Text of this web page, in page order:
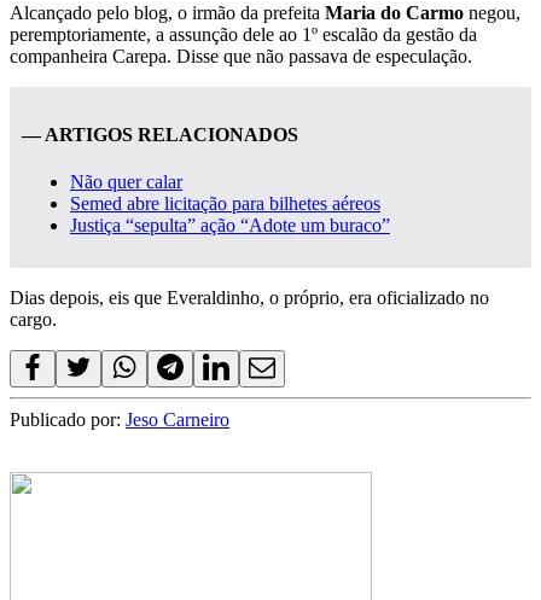
Alcançado pelo blog, o irmão da prefeita Maria do Carmo negou,
peremptoriamente, a assunção dele ao 1º escalão da gestão da
companheira Carepa. Disse que não passava de especulação.
— ARTIGOS RELACIONADOS
Não quer calar
Semed abre licitação para bilhetes aéreos
Justiça “sepulta” ação “Adote um buraco”
Dias depois, eis que Everaldinho, o próprio, era oficializado no
cargo.
Publicado por: Jeso Carneiro